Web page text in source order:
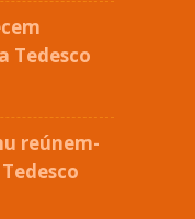
Tedesco
reúnem-